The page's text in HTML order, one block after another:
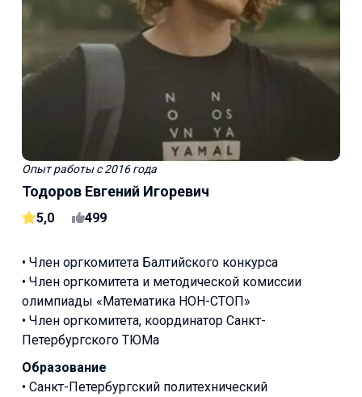
Опыт работыс 2016 года
Тодоров Евгений Игоревич
5,0 499
• Член оргкомитета Балтийского конкурса
• Член оргкомитета и методической комиссии
олимпиады «Математика НОН-СТОП»
• Член оргкомитета, координатор Санкт-
Петербургского ТЮМа
Образование
• Санкт-Петербургский политехнический